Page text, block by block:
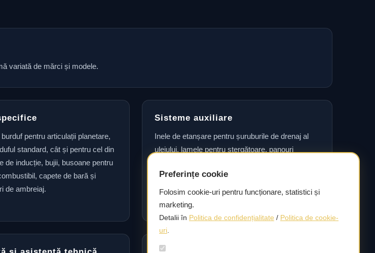
variată de mărci și modele.
pentru articulații planetare,
standard, cât și pentru cel din
de inducție, bujii, busoane pentru
capete de bară și
de ambreiaj.
Sisteme auxiliare
Inele de etanșare pentru șuruburile de drenaj al
uleiului, lamele pentru ștergătoare, panouri
frână, garnituri pentru etrier și seturi de rulmenți
pentru roți, precum și simeringuri pentru arborele
cotit.
Preferințe cookie
Folosim cookie-uri pentru funcționare, statistici și
marketing.
Detalii în Politica de confidențialitate / Politica de cookie-
uri